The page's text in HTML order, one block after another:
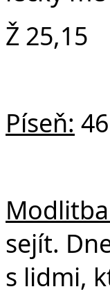
Ž 25,15
Píseň:
sejít.
s lidmi,